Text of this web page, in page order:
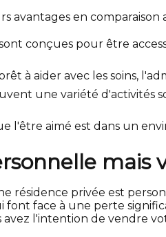
en comparaison
conçues pour être
à aider avec les soins,
une variété d'activités
l'être aimé est dans un
mais
résidence privée est
face à une perte
avez l'intention de vendre